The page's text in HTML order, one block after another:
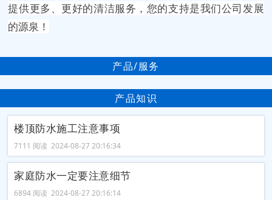
提供更多、更好的清洁服务，您的支持是我们公司发展
的源泉！
产品/服务
产品知识
楼顶防水施工注意事项
7111 阅读 2024-08-27 20:16:34
家庭防水一定要注意细节
6894 阅读 2024-08-27 20:16:14